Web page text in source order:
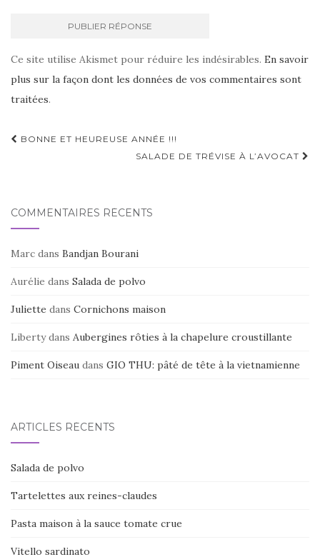
Ce site utilise Akismet pour réduire les indésirables. En savoir
plus sur la façon dont les données de vos commentaires sont
traitées.
Navigation
BONNE ET HEUREUSE ANNÉE !!!
SALADE DE TRÉVISE À L’AVOCAT
COMMENTAIRES RÉCENTS
Marc dans Bandjan Bourani
Aurélie dans Salada de polvo
Juliette dans Cornichons maison
Libertydans Aubergines rôties à la chapelure croustillante
Piment Oiseau dans GIO THU: pâté de tête à la vietnamienne
ARTICLES RÉCENTS
Salada de polvo
Tartelettes aux reines-claudes
Pasta maison à la sauce tomate crue
Vitello sardinato